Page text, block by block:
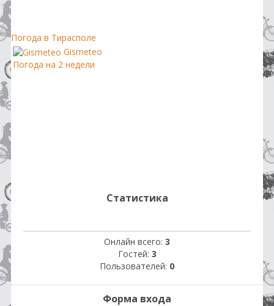
Погода в Тирасполе
Gismeteo
Погода на 2 недели
Статистика
Онлайн всего: 3
Гостей: 3
Пользователей: 0
Форма входа